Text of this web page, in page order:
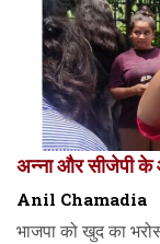
अन्ना और सीजेपी के
Anil Chamadia
भाजपा को खुद का